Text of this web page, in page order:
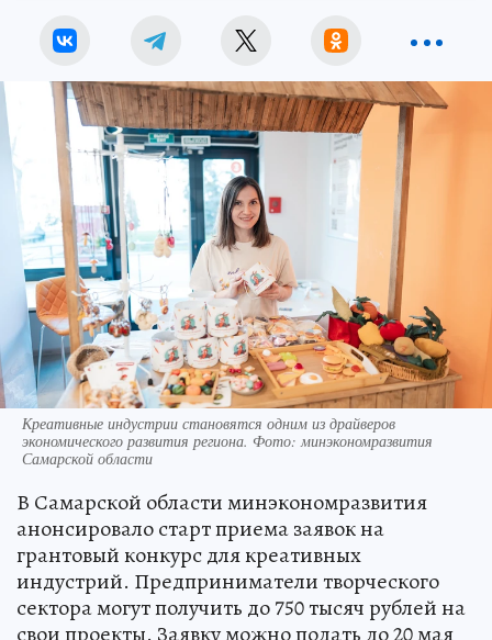
Креативные индустрии становятся одним из драйверов
экономического развития региона. Фото: минэкономразвития
Самарской области
В Самарской области минэкономразвития
анонсировало старт приема заявок на
грантовый конкурс для креативных
индустрий. Предприниматели творческого
сектора могут получить до 750 тысяч рублей на
свои проекты. Заявку можно подать до 20 мая